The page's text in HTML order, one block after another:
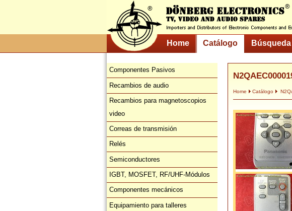
Home Catálogo Búsqueda
Componentes Pasivos
Recambios de audio
Recambios para magnetoscopios
video
Correas de transmisión
Relés
Semiconductores
IGBT, MOSFET, RF/UHF-Módulos
Componentes mecánicos
Equipamiento para talleres
Home Catálogo